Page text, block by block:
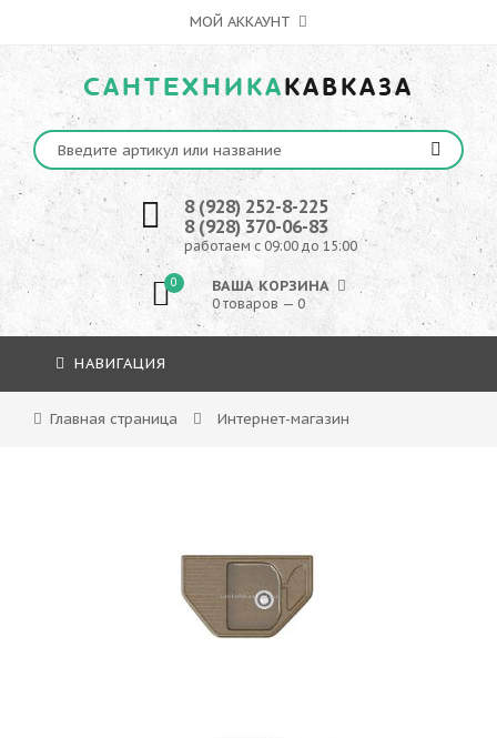
МОЙ АККАУНТ
САНТЕХНИКАКАВКАЗА
8 (928) 252-8-225
8 (928) 370-06-83
работаем с 09:00 до 15:00
0 ВАША КОРЗИНА
0 товаров — 0
НАВИГАЦИЯ
Главная страница Интернет-магазин